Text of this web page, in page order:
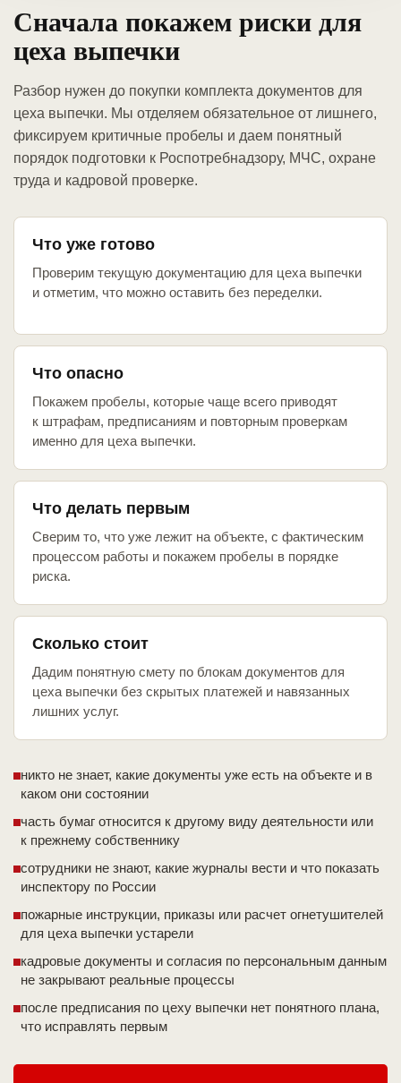
Сначала покажем риски для
цеха выпечки
Разбор нужен до покупки комплекта документов для
цеха выпечки. Мы отделяем обязательное от лишнего,
фиксируем критичные пробелы и даем понятный
порядок подготовки к Роспотребнадзору, МЧС, охране
труда и кадровой проверке.
Что уже готово
Проверим текущую документацию для цеха выпечки
и отметим, что можно оставить без переделки.
Что опасно
Покажем пробелы, которые чаще всего приводят
к штрафам, предписаниям и повторным проверкам
именно для цеха выпечки.
Что делать первым
Сверим то, что уже лежит на объекте, с фактическим
процессом работы и покажем пробелы в порядке
риска.
Сколько стоит
Дадим понятную смету по блокам документов для
цеха выпечки без скрытых платежей и навязанных
лишних услуг.
никто не знает, какие документы уже есть на объекте и в
каком они состоянии
часть бумаг относится к другому виду деятельности или
к прежнему собственнику
сотрудники не знают, какие журналы вести и что показать
инспектору по России
пожарные инструкции, приказы или расчет огнетушителей
для цеха выпечки устарели
кадровые документы и согласия по персональным данным
не закрывают реальные процессы
после предписания по цеху выпечки нет понятного плана,
что исправлять первым